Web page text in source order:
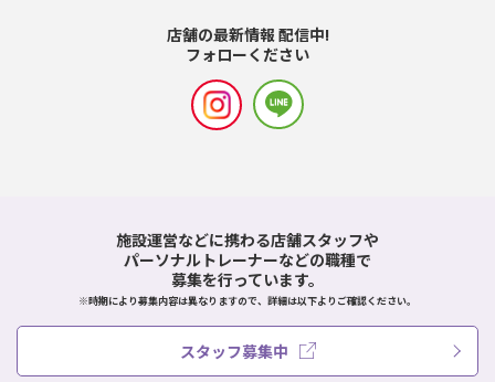
店舗の最新情報 配信中!
フォローください
施設運営などに携わる店舗スタッフや
パーソナルトレーナーなどの職種で
募集を行っています。
※時期により募集内容は異なりますので、詳細は以下よりご確認ください。
スタッフ募集中